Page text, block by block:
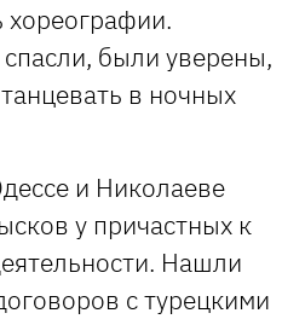
были уверены,
в ночных
и Николаеве
у причастных к
Нашли
с турецкими